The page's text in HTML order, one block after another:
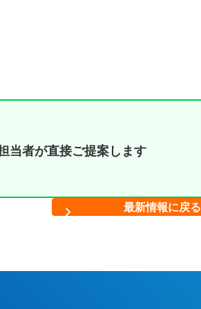
当者が直接ご提案します
最新情報に戻る